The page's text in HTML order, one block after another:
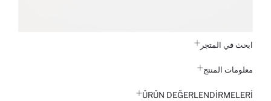
ابحث في المتجر
معلومات المنتج
ÜRÜN DEĞERLENDİRMELERİ